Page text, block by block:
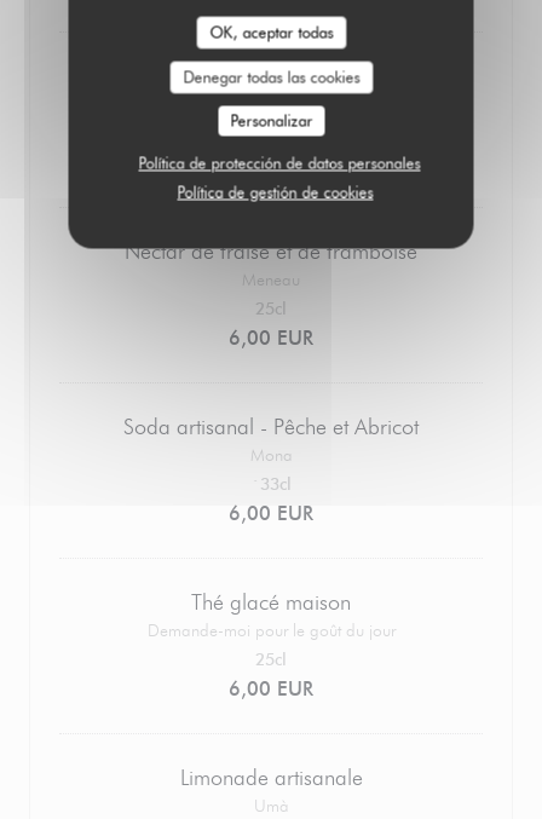
OK, aceptar todas
Denegar todas las cookies
Personalizar
Política de protección de datos personales
Política de gestión de cookies
Nectar d’abricot
Meneau
6,00 EUR
25cl
Nectar de fraise et de framboise
Meneau
6,00 EUR
25cl
Soda artisanal - Pêche et Abricot
Mona
6,00 EUR
`33cl
Thé glacé maison
Demande-moi pour le goût du jour
6,00 EUR
25cl
Limonade artisanale
Umà